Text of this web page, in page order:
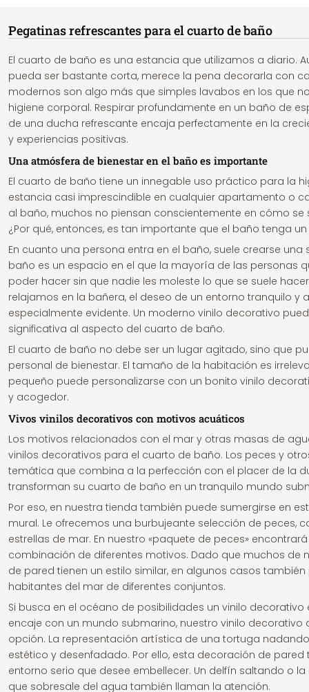
Pegatinas refrescantes para el cuarto de baño
El cuarto de baño es una estancia que utilizamos a diario.
pueda ser bastante corta, merece la pena decorarla con
modernos son algo más que simples lavabos en los que
higiene corporal. Respirar profundamente en un baño de
de una ducha refrescante encaja perfectamente en la
y experiencias positivas.
Una atmósfera de bienestar en el baño es importante
El cuarto de baño tiene un innegable uso práctico para la
estancia casi imprescindible en cualquier apartamento o
al baño, muchos no piensan conscientemente en cómo se
¿Por qué, entonces, es tan importante que el baño tenga
En cuanto una persona entra en el baño, suele crearse una
baño es un espacio en el que la mayoría de las personas
poder hacer sin que nadie les moleste lo que se suele
relajamos en la bañera, el deseo de un entorno tranquilo y
especialmente evidente. Un moderno vinilo decorativo
significativa al aspecto del cuarto de baño.
El cuarto de baño no debe ser un lugar agitado, sino que
personal de bienestar. El tamaño de la habitación es
pequeño puede personalizarse con un bonito vinilo
y acogedor.
Vivos vinilos decorativos con motivos acuáticos
Los motivos relacionados con el mar y otras masas de
vinilos decorativos para el cuarto de baño. Los peces y
temática que combina a la perfección con el placer de la
transforman su cuarto de baño en un tranquilo mundo
Por eso, en nuestra tienda también puede sumergirse en
mural. Le ofrecemos una burbujeante selección de peces,
estrellas de mar. En nuestro «paquete de peces»
combinación de diferentes motivos. Dado que muchos de
de pared tienen un estilo similar, en algunos casos
habitantes del mar de diferentes conjuntos.
Si busca en el océano de posibilidades un vinilo
encaje con un mundo submarino, nuestro vinilo
opción. La representación artística de una tortuga
estético y desenfadado. Por ello, esta decoración de
entorno serio que desee embellecer. Un delfín saltando o
que sobresale del agua también llaman la atención.